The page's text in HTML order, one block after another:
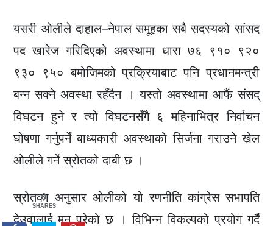
यसरी ओलीले दाहाल–नेपाल समूहका सबै सदस्यको सांसद
पद खारेज गरिदिएको अवस्थामा धारा ७६ ९१० ९२०
९३० ९५० बमोजिमको प्रक्रियाबाट पनि प्रधानमन्त्री
बन्न सक्ने अवस्था रहँदैन । यस्तो अवस्थामा आफैं संसद्
विघटन हुने र त्यो विघटनसँगै ६ महिनाभित्र निर्वाचन
घोषणा गर्नुपर्ने बाध्यकारी अवस्थाको सिर्जना गराउने खेल
ओलीले गर्ने स्रोतको दाबी छ ।
स्रोतका अनुसार ओलीको यो रणनीति कांग्रेस सभापति
देउवालाई मन परेको छ । विभिन्न विकल्पको प्रयोग गर्दै
0
SHARES